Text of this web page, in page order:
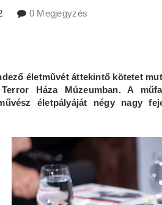
0 Megjegyzés
életművét áttekintő kötetet
Háza Múzeumban. A
életpályáját négy nagy